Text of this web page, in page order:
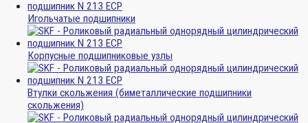
Игольчатые подшипники
Корпусные подшипниковые узлы
Втулки скольжения (биметаллические подшипники
скольжения)